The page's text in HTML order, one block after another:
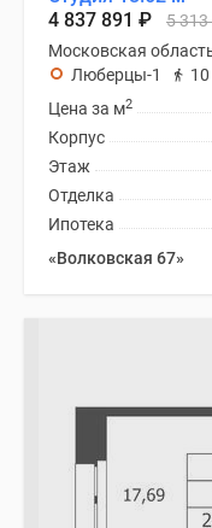
Новости
недвижимости
Мнение
эксперта
Аналитика
рынка
Покупателю
Экспертиза
новостроек
4 837 891 ₽ 5
Московская
Люберцы-1
Цена за м2
Корпус
Этаж
Отделка
Ипотека
«Волковская 67»